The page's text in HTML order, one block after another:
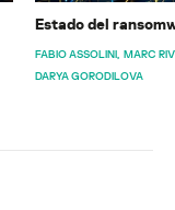
Estado del
FABIO ASSOLINI MARC
DARYA GORODILOVA